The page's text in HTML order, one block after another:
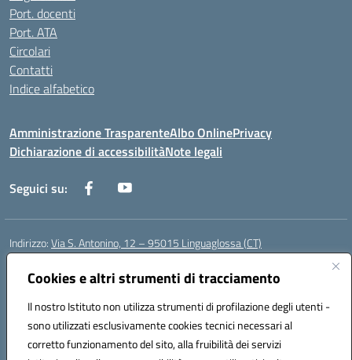
Cookies e altri strumenti di tracciamento
Il nostro Istituto non utilizza strumenti di profilazione degli utenti -
sono utilizzati esclusivamente cookies tecnici necessari al
corretto funzionamento del sito, alla fruibilità dei servizi
Port. docenti
Port. ATA
Circolari
Contatti
Indice alfabetico
Amministrazione TrasparenteAlbo OnlinePrivacy
Dichiarazione di accessibilitàNote legali
Seguici su:
Indirizzo:Via S. Antonino, 12 – 95015 Linguaglossa (CT)
Centralino:
Posta elettronica certificata (PEC):ctic83200r@pec.istruzione.it
Codice fiscale: 83002470876
Codice meccanografico:CTIC83200R
Codice Indice delle Pubbliche Amministrazioni (IPA): istsc_CTIC83200R
Codice unico di fatturazione (CUF): UF7TEB